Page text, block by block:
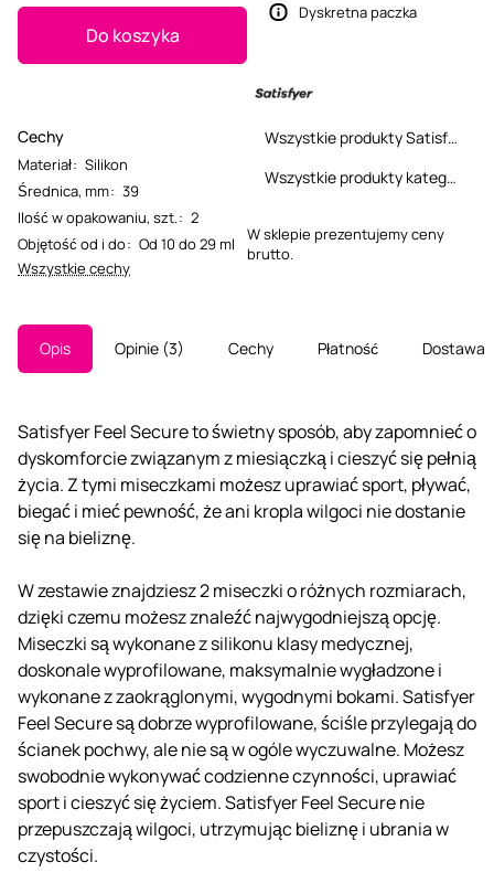
Do koszyka
Cechy
Materiał: Silikon
Średnica, mm: 39
Ilość w opakowaniu, szt.: 2
Objętość od i do: Od 10 do 29 ml
Wszystkie cechy
Dyskretna paczka
Wszystkie produkty Satisfyer
Wszystkie produkty kategorii
W sklepie prezentujemy ceny
brutto.
Opis Opinie 3 Cechy Płatność Dostawa
Satisfyer Feel Secure to świetny sposób, aby zapomnieć o
dyskomforcie związanym z miesiączką i cieszyć się pełnią
życia. Z tymi miseczkami możesz uprawiać sport, pływać,
biegać i mieć pewność, że ani kropla wilgoci nie dostanie
się na bieliznę.
W zestawie znajdziesz 2 miseczki o różnych rozmiarach,
dzięki czemu możesz znaleźć najwygodniejszą opcję.
Miseczki są wykonane z silikonu klasy medycznej,
doskonale wyprofilowane, maksymalnie wygładzone i
wykonane z zaokrąglonymi, wygodnymi bokami. Satisfyer
Feel Secure są dobrze wyprofilowane, ściśle przylegają do
ścianek pochwy, ale nie są w ogóle wyczuwalne. Możesz
swobodnie wykonywać codzienne czynności, uprawiać
sport i cieszyć się życiem. Satisfyer Feel Secure nie
przepuszczają wilgoci, utrzymując bieliznę i ubrania w
czystości.